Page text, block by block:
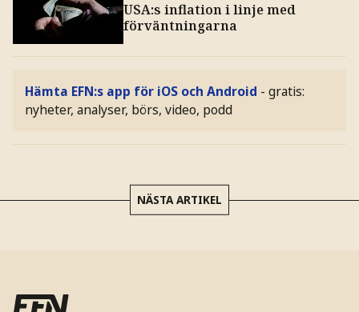
USA:s inflation i linje med
förväntningarna
Hämta EFN:s app för iOS och Android - gratis:
nyheter, analyser, börs, video, podd
NÄSTA ARTIKEL